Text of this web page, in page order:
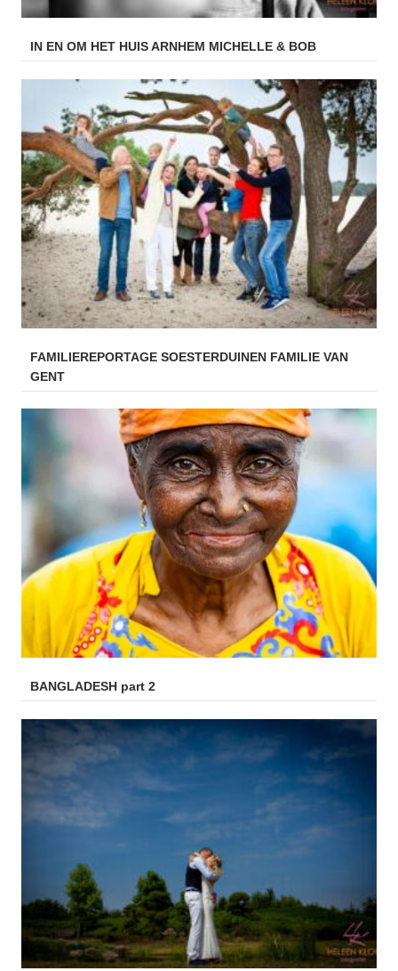
IN EN OM HET HUIS ARNHEM MICHELLE & BOB
FAMILIEREPORTAGE SOESTERDUINEN FAMILIE VAN
GENT
BANGLADESH part 2